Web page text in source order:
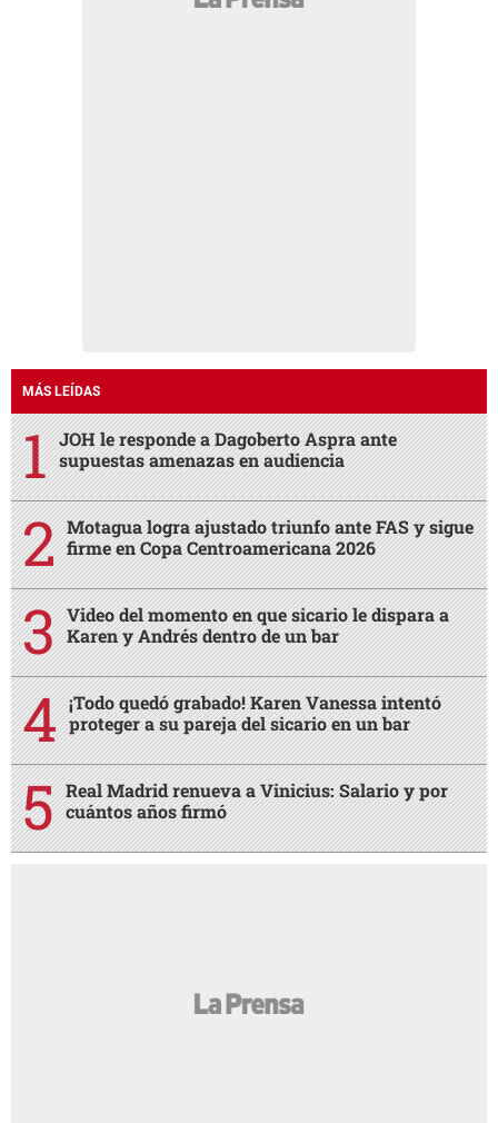
MÁS LEÍDAS
JOH le responde a Dagoberto Aspra ante
supuestas amenazas en audiencia
Motagua logra ajustado triunfo ante FAS y sigue
firme en Copa Centroamericana 2026
Video del momento en que sicario le dispara a
Karen y Andrés dentro de un bar
¡Todo quedó grabado! Karen Vanessa intentó
proteger a su pareja del sicario en un bar
Real Madrid renueva a Vinicius: Salario y por
cuántos años firmó